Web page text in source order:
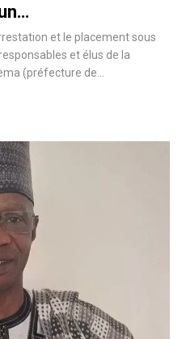
et le placement sous
et élus de la
(préfecture de…